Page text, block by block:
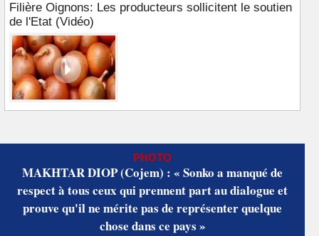
Filière Oignons: Les producteurs sollicitent le soutien
de l'Etat (Vidéo)
PHOTO
MAKHTAR DIOP (Cojem) : « Sonko a manqué de
respect à tous ceux qui prennent part au dialogue et
prouve qu'il ne mérite pas de représenter quelque
chose dans ce pays »